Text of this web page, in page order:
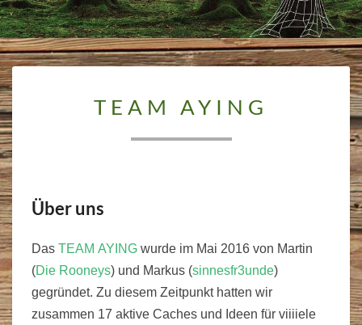
AYING
TEAM AYING
Über uns
Das TEAM AYING wurde im Mai 2016 von Martin
(Die Rooneys) und Markus (sinnesfr3unde)
gegründet. Zu diesem Zeitpunkt hatten wir
zusammen 17 aktive Caches und Ideen für viiiiele